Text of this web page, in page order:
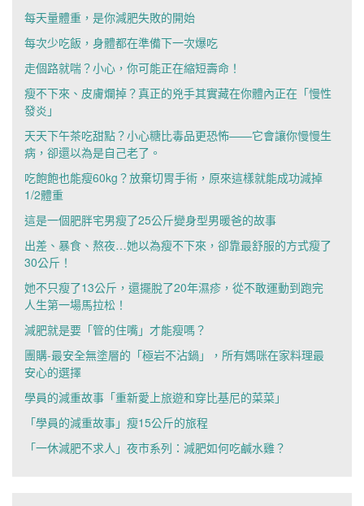
每天量體重，是你減肥失敗的開始
每次少吃飯，身體都在準備下一次爆吃
走個路就喘？小心，你可能正在縮短壽命！
瘦不下來、皮膚爛掉？真正的兇手其實藏在你體內正在「慢性
發炎」
天天下午茶吃甜點？小心糖比毒品更恐怖——它會讓你慢慢生
病，卻還以為是自己老了。
吃飽飽也能瘦60kg？放棄切胃手術，原來這樣就能成功減掉
1/2體重
這是一個肥胖宅男瘦了25公斤變身型男暖爸的故事
出差、暴食、熬夜…她以為瘦不下來，卻靠最舒服的方式瘦了
30公斤！
她不只瘦了13公斤，還擺脫了20年濕疹，從不敢運動到跑完
人生第一場馬拉松！
減肥就是要「管的住嘴」才能瘦嗎？
團購-最安全無塗層的「極岩不沾鍋」，所有媽咪在家料理最
安心的選擇
學員的減重故事「重新愛上旅遊和穿比基尼的菜菜」
「學員的減重故事」瘦15公斤的旅程
「一休減肥不求人」夜市系列：減肥如何吃鹹水雞？